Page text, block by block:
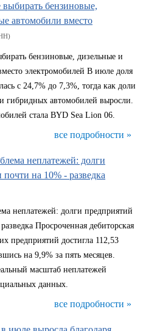
бензиновые,
автомобили вместо
бензиновые, дизельные и
электромобилей В июле доля
с 24,7% до 7,3%, тогда как доли
гибридных автомобилей выросли.
стала BYD Sea Lion 06.
все подробности »
неплатежей: долги
на 10% - разведка
неплатежей: долги предприятий
Просроченная дебиторская
предприятий достигла 112,53
на 9,9% за пять месяцев.
масштаб неплатежей
данных.
все подробности »